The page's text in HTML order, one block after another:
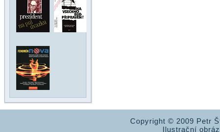
Copyright © 2009 Petr
Ilustrační